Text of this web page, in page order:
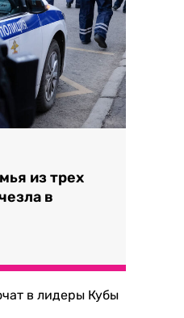
из трех
в
в лидеры Кубы